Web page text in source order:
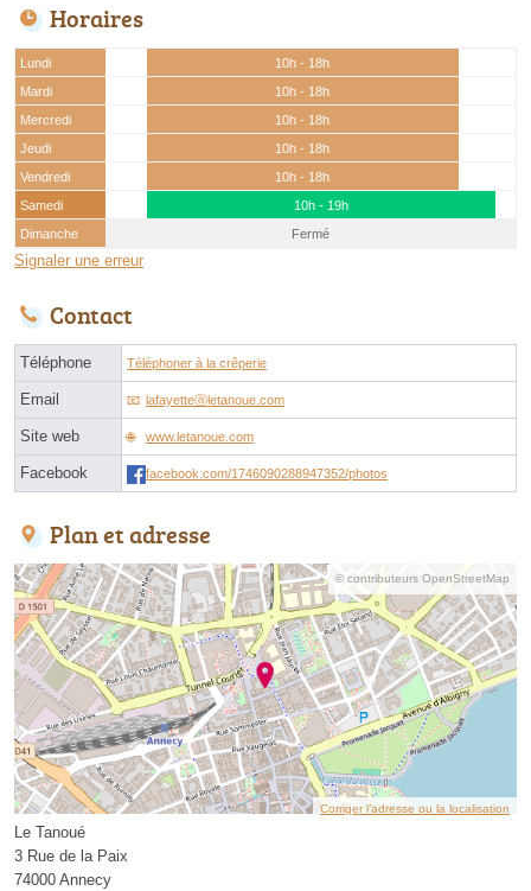
Horaires
Lundi
10h - 18h
Mardi
10h - 18h
Mercredi
10h - 18h
Jeudi
10h - 18h
Vendredi
10h - 18h
Samedi
10h - 19h
Dimanche
Fermé
Signaler une erreur
Contact
Téléphone Téléphoner à la crêperie
Email lafayetteⓐletanoue.com
Site web www.letanoue.com
Facebook facebook.com/1746090288947352/photos
Plan et adresse
© contributeurs OpenStreetMap
Corriger l’adresse ou la localisation
Le Tanoué
3 Rue de la Paix
74000 Annecy